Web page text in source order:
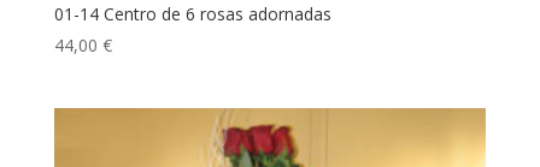
01-14 Centro de 6 rosas adornadas
44,00 €